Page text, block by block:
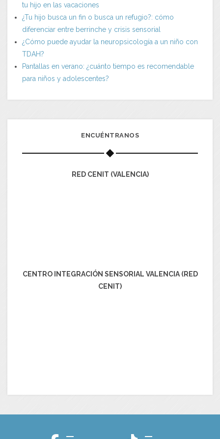
tu hijo en las vacaciones
¿Tu hijo busca un fin o busca un refugio?: cómo
diferenciar entre berrinche y crisis sensorial
¿Cómo puede ayudar la neuropsicología a un niño con
TDAH?
Pantallas en verano: ¿cuánto tiempo es recomendable
para niños y adolescentes?
ENCUÉNTRANOS
RED CENIT (VALENCIA)
CENTRO INTEGRACIÓN SENSORIAL VALENCIA (RED
CENIT)